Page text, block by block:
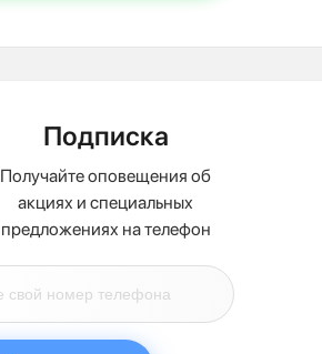
Подписка
Получайте оповещения об
акциях и специальных
предложениях на телефон